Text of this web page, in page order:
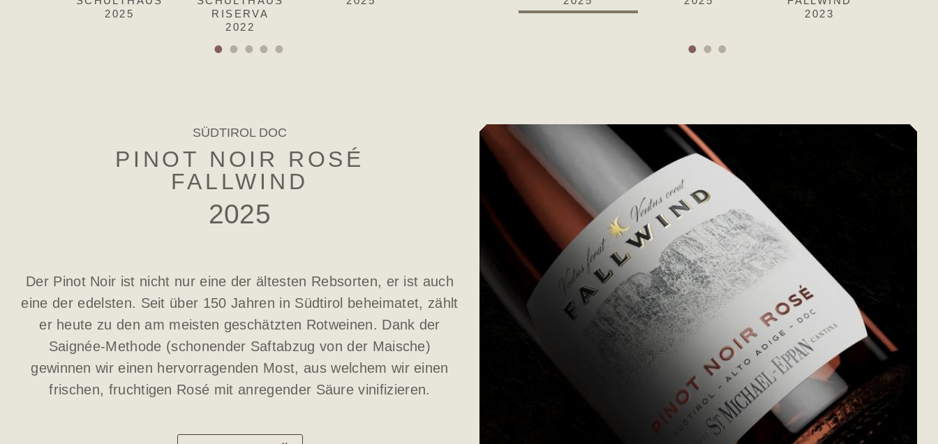
2025
RISERVA
2022
2025
2023
SÜDTIROL DOC
PINOT NOIR ROSÉ
FALLWIND
2025
Der Pinot Noir ist nicht nur eine der ältesten Rebsorten, er ist auch
eine der edelsten. Seit über 150 Jahren in Südtirol beheimatet, zählt
er heute zu den am meisten geschätzten Rotweinen. Dank der
Saignée-Methode (schonender Saftabzug von der Maische)
gewinnen wir einen hervorragenden Most, aus welchem wir einen
frischen, fruchtigen Rosé mit anregender Säure vinifizieren.